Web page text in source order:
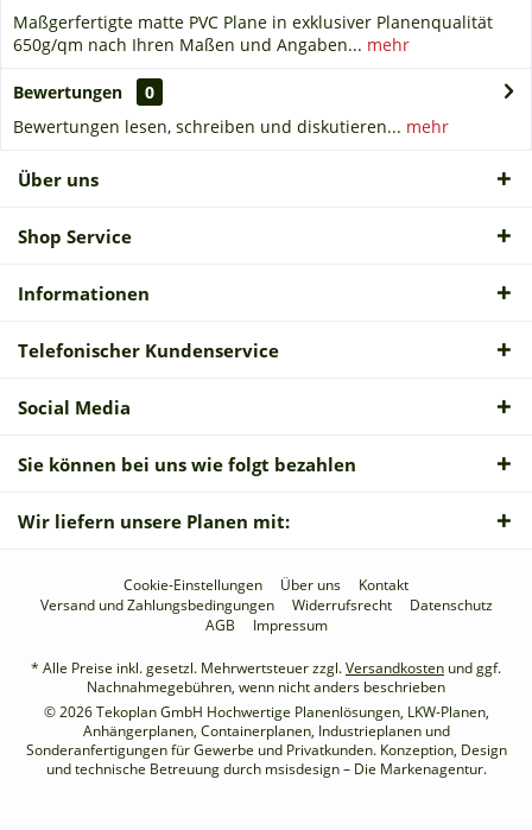
Maßgerfertigte matte PVC Plane in exklusiver Planenqualität
650g/qm nach Ihren Maßen und Angaben... mehr
Bewertungen
0
Bewertungen lesen, schreiben und diskutieren... mehr
Über uns
Shop Service
Informationen
Telefonischer Kundenservice
Social Media
Sie können bei uns wie folgt bezahlen
Wir liefern unsere Planen mit:
Cookie-Einstellungen Über uns
Kontakt
Versand und Zahlungsbedingungen
Widerrufsrecht
Datenschutz
AGB
Impressum
* Alle Preise inkl. gesetzl. Mehrwertsteuer zzgl.Versandkosten und ggf.
Nachnahmegebühren, wenn nicht anders beschrieben
© 2026 Tekoplan GmbH Hochwertige Planenlösungen, LKW-Planen,
Anhängerplanen, Containerplanen, Industrieplanen und
Sonderanfertigungen für Gewerbe und Privatkunden. Konzeption, Design
und technische Betreuung durch msisdesign – Die Markenagentur.